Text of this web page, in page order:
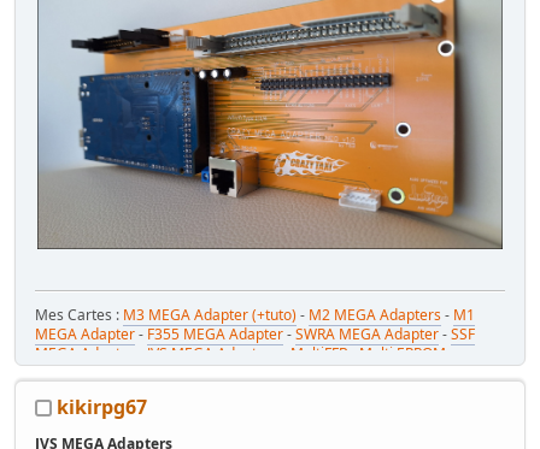
Mes Cartes : M3 MEGA Adapter (+tuto) - M2 MEGA Adapters- M1
MEGA Adapter- F355 MEGA Adapter-SWRA MEGA Adapter-SSF
MEGA Adapter
JVS MEGA Adapters
MultiFFB : Multi EPROM pour
Driveboard SEGA-M2toM3-Coin Tower Mini-VR Button Panel
RaceCab Multi sur Initial D
kikirpg67
JVS MEGA Adapters